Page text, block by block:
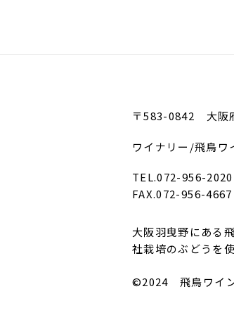
〒583-0842 大阪
ワイナリー/飛鳥ワ
TEL.072-956-2020
FAX.072-956-4667
大阪羽曳野にある
社栽培のぶどうを
©2024 飛鳥ワイ